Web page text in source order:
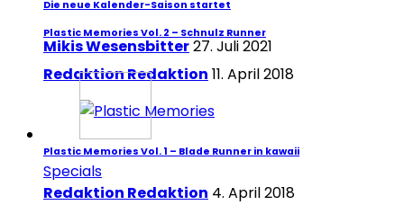
Plastic Memories Vol. 2 – Schnulz Runner
Redaktion Redaktion 11. April 2018
Plastic Memories Vol. 1 – Blade Runner in kawaii
Redaktion Redaktion 4. April 2018
Die neue Kalender-Saison startet
Mikis Wesensbitter27. Juli 2021
Specials